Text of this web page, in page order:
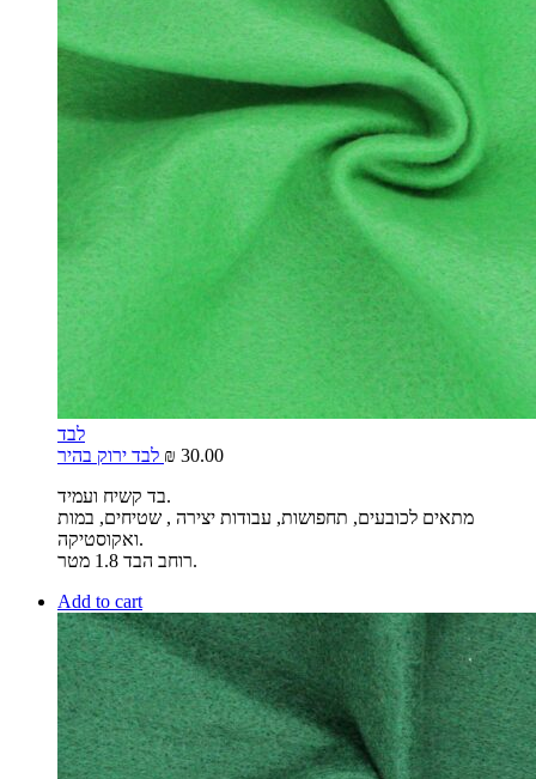
לבד
₪ 30.00
בד קשיח ועמיד.
מתאים לכובעים, תחפושות, עבודות יצירה , שטיחים, במות
ואקוסטיקה.
רוחב הבד 1.8 מטר.
Add to cart